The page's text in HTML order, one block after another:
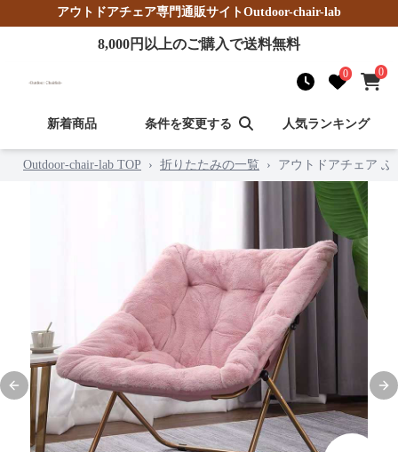
アウトドアチェア専門通販サイトOutdoor-chair-lab
8,000円以上のご購入で送料無料
0 0
新着商品 条件を変更する 人気ランキング
Outdoor-chair-lab TOP › 折りたたみの一覧 › アウトドアチェア
Previous slide